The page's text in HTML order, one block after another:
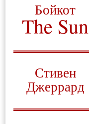
Бойкот
The Sun
Стивен
Джеррард